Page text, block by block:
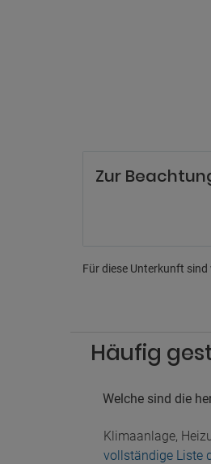
Zur
Für diese Unterkunft
Häufig
Welche sind die
Klimaanlage,
vollständige Liste